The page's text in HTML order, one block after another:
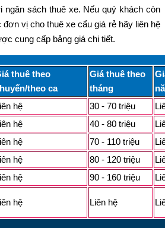
sách thuê xe. Nếu quý khách còn
vị cho thuê xe cẩu giá rẻ hãy liên hệ
cung cấp bảng giá chi tiết.
thuê theo
theo ca
Giá thuê theo
tháng
hệ 30 - 70 triệu
hệ 40 - 80 triệu
hệ 70 - 110 triệu
hệ 80 - 120 triệu
hệ 90 - 160 triệu
hệ Liên hệ